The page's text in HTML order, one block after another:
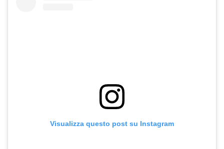
Visualizza questo post su Instagram